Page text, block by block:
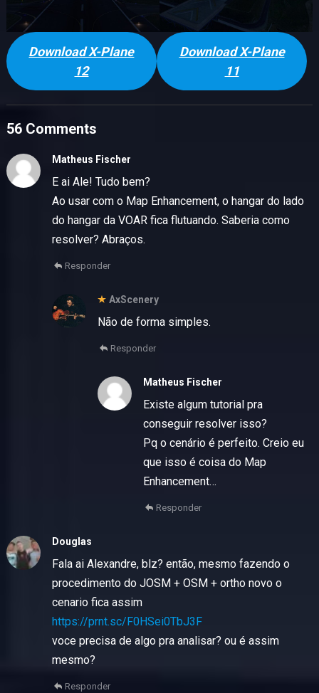
Download X-Plane
12
Download X-Plane
11
56 Comments
Matheus Fischer
E ai Ale! Tudo bem?
Ao usar com o Map Enhancement, o hangar do lado
do hangar da VOAR fica flutuando. Saberia como
resolver? Abraços.
Responder
AxScenery
Não de forma simples.
Responder
Matheus Fischer
Existe algum tutorial pra
conseguir resolver isso?
Pq o cenário é perfeito. Creio eu
que isso é coisa do Map
Enhancement…
Responder
Douglas
Fala ai Alexandre, blz? então, mesmo fazendo o
procedimento do JOSM + OSM + ortho novo o
cenario fica assim
https://prnt.sc/F0HSei0TbJ3F
voce precisa de algo pra analisar? ou é assim
mesmo?
Responder